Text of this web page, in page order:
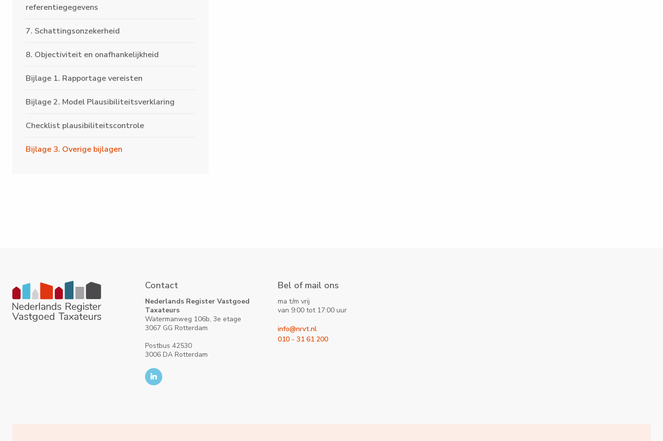
referentiegegevens
7. Schattingsonzekerheid
8. Objectiviteit en onafhankelijkheid
Bijlage 1. Rapportage vereisten
Bijlage 2. Model Plausibiliteitsverklaring
Checklist plausibiliteitscontrole
Bijlage 3. Overige bijlagen
Contact
Nederlands Register Vastgoed
Taxateurs
Watermanweg 106b, 3e etage
3067 GG Rotterdam
Postbus 42530
3006 DA Rotterdam
Bel of mail ons
ma t/m vrij
van 9:00 tot 17:00 uur
info@nrvt.nl
010 - 31 61 200